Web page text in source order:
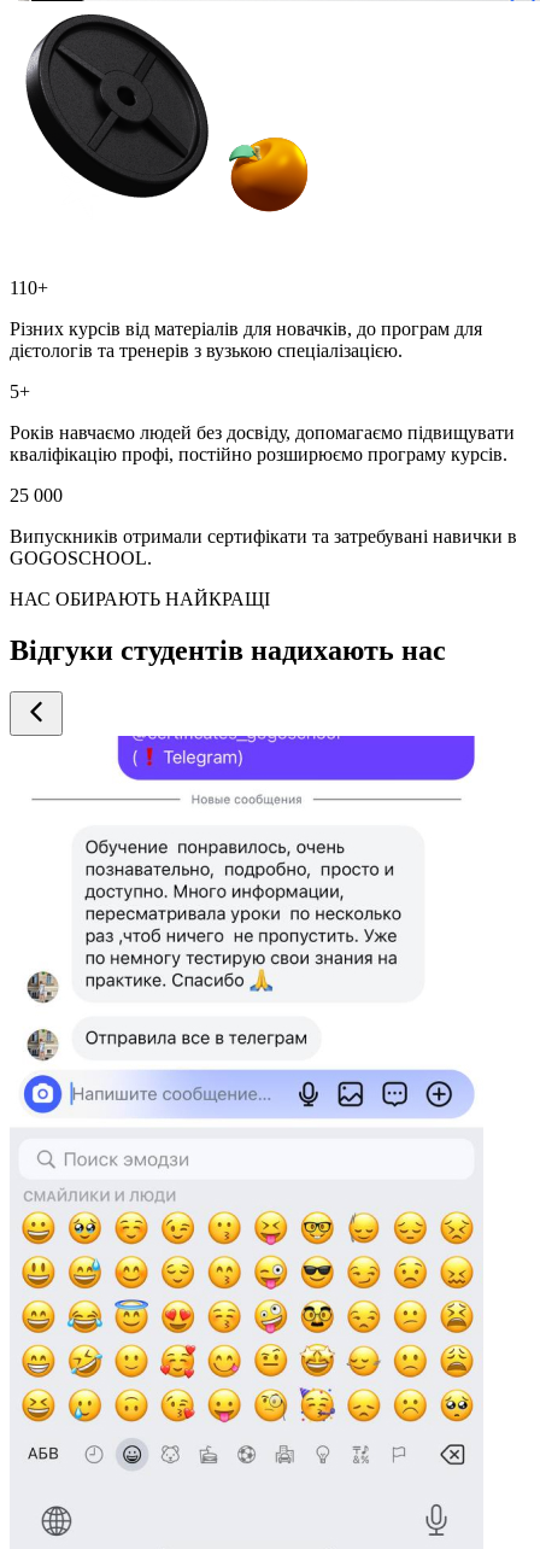
110+
Різних курсів від матеріалів для новачків, до програм для
дієтологів та тренерів з вузькою спеціалізацією.
5+
Років навчаємо людей без досвіду, допомагаємо підвищувати
кваліфікацію профі, постійно розширюємо програму курсів.
25 000
Випускників отримали сертифікати та затребувані навички в
GOGOSCHOOL.
НАС ОБИРАЮТЬ НАЙКРАЩІ
Відгуки студентів надихають нас